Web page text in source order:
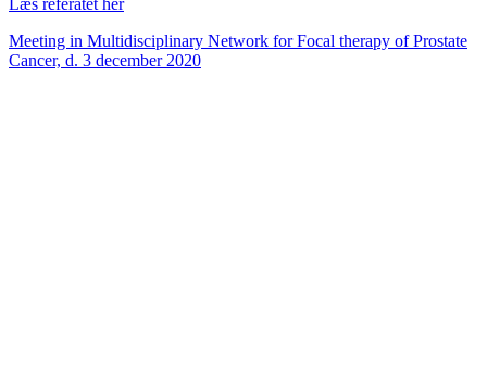
Læs referatet her
Meeting in Multidisciplinary Network for Focal therapy of Prostate
Cancer, d. 3 december 2020